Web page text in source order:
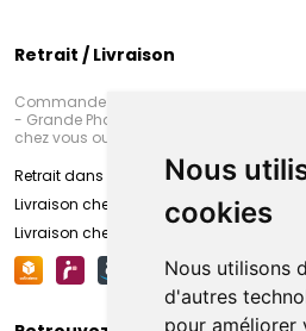
Nous
cookies
Nous utilisons
d'autres
pour améliorer
Retrait / Livraison
Commandez en ligne et venez
- Grande Pharmacie d’Amiens
chez vous ou en point retrait
Retrait dans la pharmacie d’Amiens
Livraison chez vous
Livraison chez votre commerçant